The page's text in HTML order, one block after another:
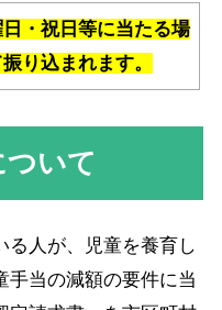
・祝日等に当たる場
り込まれます。
ついて
る人が、児童を養育し
手当の減額の要件に当